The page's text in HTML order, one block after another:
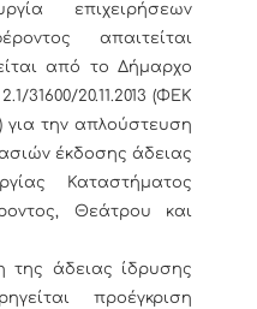
επιχειρήσεων
απαιτείται
από το Δήμαρχο
31600/20.11.2013 (ΦΕΚ
για την απλούστευση
έκδοσης άδειας
Καταστήματος
Θεάτρου και
της άδειας ίδρυσης
προέγκριση